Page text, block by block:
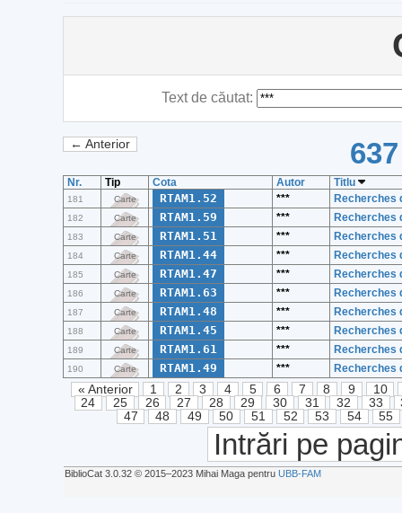
Text de căutat:
← Anterior
Nr. Tip Cota Autor Titlu
181 Carte RTAM1.52 *** Recherches
182 Carte RTAM1.59 *** Recherches
183 Carte RTAM1.51 *** Recherches
184 Carte RTAM1.44 *** Recherches
185 Carte RTAM1.47 *** Recherches
186 Carte RTAM1.63 *** Recherches
187 Carte RTAM1.48 *** Recherches
188 Carte RTAM1.45 *** Recherches
189 Carte RTAM1.61 *** Recherches
190 Carte RTAM1.49 *** Recherches
« Anterior 1 2 3 4 5 6 7 8 9
10
24
25 26 27 28 29 30 31 32 33
47
48 49 50 51 52 53 54 55
Intrări pe
BiblioCat 3.0.32 © 2015‒2023 Mihai Maga pentru UBB-FAM